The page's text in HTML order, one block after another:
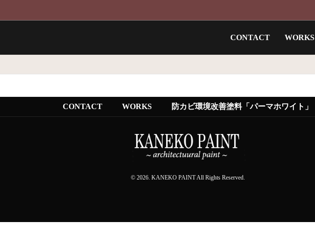
CONTACT WORKS
CONTACT WORKS 防カビ環境改善塗料「パーマホワイト」
© 2026. KANEKO PAINT All Rights Reserved.